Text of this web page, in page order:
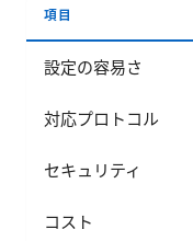
項目
設定の容易さ
対応プロトコル
セキュリティ
コスト